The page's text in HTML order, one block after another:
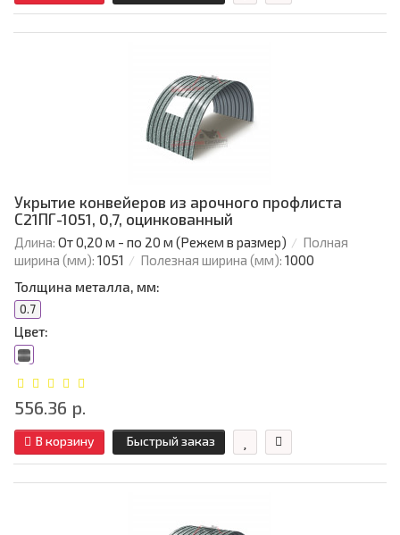
Укрытие конвейеров из арочного профлиста
С21ПГ-1051, 0,7, оцинкованный
Длина: От 0,20 м - по 20 м (Режем в размер)
Полная
ширина (мм): 1051 Полезная ширина (мм): 1000
Толщина металла, мм:
0.7
Цвет:
556.36 р.
В корзину Быстрый заказ